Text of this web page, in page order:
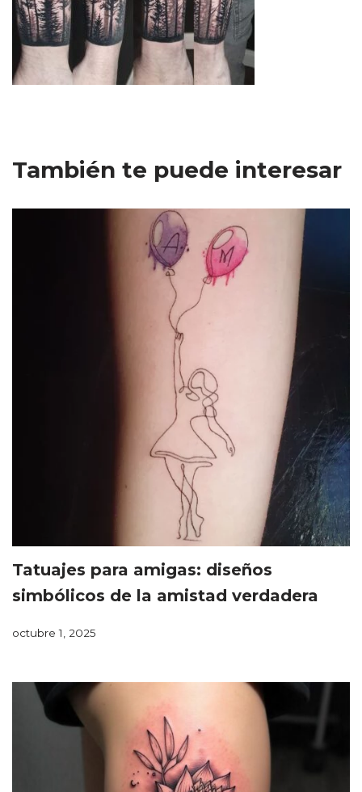
También te puede interesar
Tatuajes para amigas: diseños
simbólicos de la amistad verdadera
octubre 1, 2025